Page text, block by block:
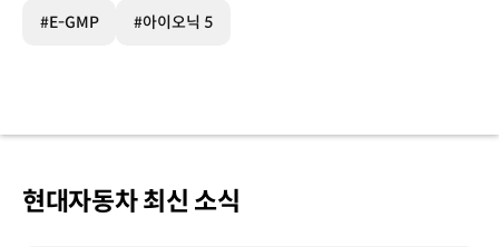
#E-GMP #아이오닉 5
현대자동차 최신 소식